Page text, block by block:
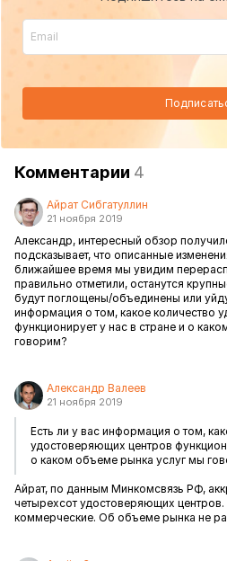
Комментарии 4
Айрат Сибгатуллин
21 ноября 2019
Александр, интересный обзор
подсказывает, что описанные
ближайшее время мы увидим
правильно отметили, останутся
будут поглощены/объединены или
информация о том, какое количество
функционирует у нас в стране и о
говорим?
Александр Валеев
21 ноября 2019
Есть ли у вас информация о том,
удостоверяющих центров
о каком объеме рынка услуг мы
Айрат, по данным Минкомсвязь РФ,
четырехсот удостоверяющих центров.
коммерческие. Об объеме рынка не